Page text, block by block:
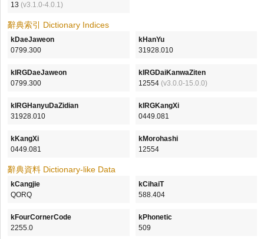
13 (v3.1.0-4.0.1)
辭典索引 Dictionary Indices
kDaeJaweon
0799.300
kHanYu
31928.010
kIRGDaeJaweon
0799.300
kIRGDaiKanwaZiten
12554 (v3.0.0-15.0.0)
kIRGHanyuDaZidian
31928.010
kIRGKangXi
0449.081
kKangXi
0449.081
kMorohashi
12554
辭典資料 Dictionary-like Data
kCangjie
QORQ
kCihaiT
588.404
kFourCornerCode
2255.0
kPhonetic
509